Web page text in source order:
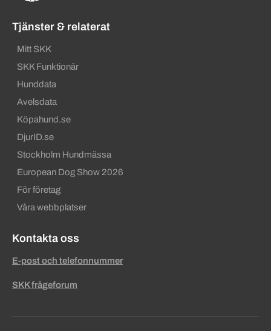
Tjänster & relaterat
Mitt SKK
SKK Funktionär
Hunddata
Avelsdata
Köpahund.se
DjurID.se
Stockholm Hundmässa
European Dog Show 2026
För företag
Våra webbplatser
Kontakta oss
E-post och telefonnummer
SKK frågeforum